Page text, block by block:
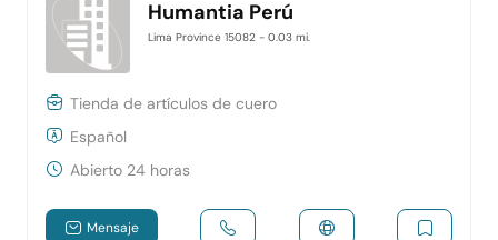
Humantia Perú
Lima Province 15082 - 0.03 mi.
Tienda de artículos de cuero
Español
Abierto 24 horas
Mensaje